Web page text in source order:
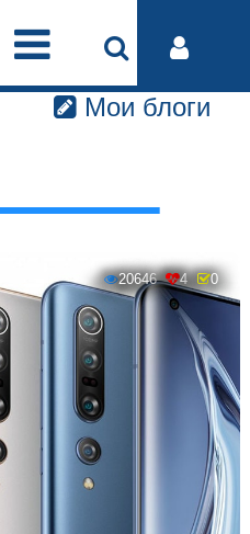
Мои блоги
20646 4 0